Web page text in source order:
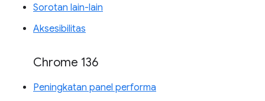
Sorotan lain-lain
Aksesibilitas
Chrome 136
Peningkatan panel performa